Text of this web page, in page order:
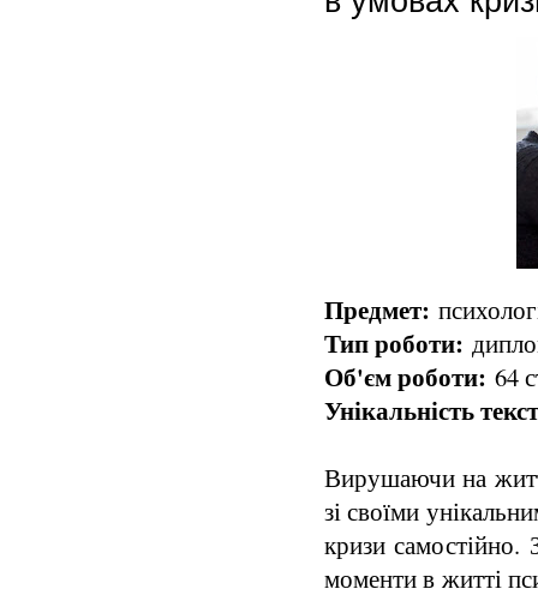
Предмет:
Тип роботи:
Об'єм роботи: 64
Унікальність
Вирушаючи на
зі своїми
кризи самостійно.
моменти в житті